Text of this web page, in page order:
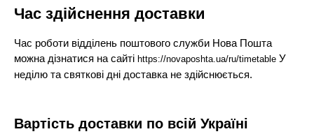
Час здійснення доставки
Час роботи відділень поштового служби Нова Пошта
можна дізнатися на сайтіhttps://novaposhta.ua/ru/timetable У
неділю та святкові дні доставка не здійснюється.
Вартість доставки по всій Україні